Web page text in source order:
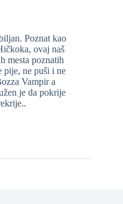
Poznat kao
ovaj naš
mesta poznatih
pije, ne puši i ne
Vampir a
je da pokrije